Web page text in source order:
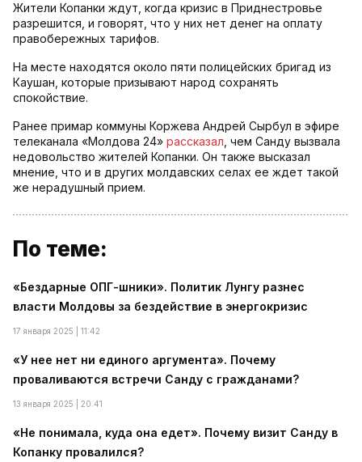
Жители Копанки ждут, когда кризис в Приднестровье
разрешится, и говорят, что у них нет денег на оплату
правобережных тарифов.
На месте находятся около пяти полицейских бригад из
Каушан, которые призывают народ сохранять
спокойствие.
Ранее примар коммуны Коржева Андрей Сырбул в эфире
телеканала «Молдова 24» рассказал , чем Санду вызвала
недовольство жителей Копанки. Он также высказал
мнение, что и в других молдавских селах ее ждет такой
же нерадушный прием.
По теме:
«Бездарные ОПГ-шники». Политик Лунгу разнес
власти Молдовы за бездействие в энергокризис
17 января 2025 | 11:42
«У нее нет ни единого аргумента». Почему
проваливаются встречи Санду с гражданами?
13 января 2025 | 20:41
«Не понимала, куда она едет». Почему визит Санду в
Копанку провалился?